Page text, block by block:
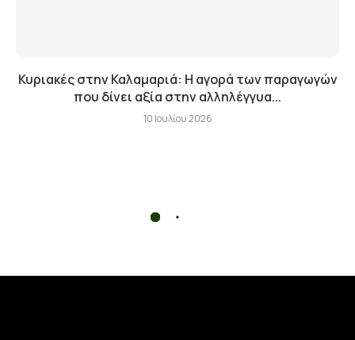
Κυριακές στην Καλαμαριά: Η αγορά των παραγωγών
που δίνει αξία στην αλληλέγγυα...
10 Ιουλίου 2026